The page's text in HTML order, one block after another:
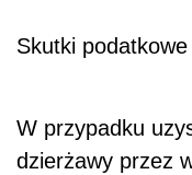
Skutki podatkowe
W przypadku
dzierżawy przez